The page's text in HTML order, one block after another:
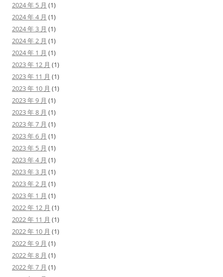
2024 年 5 月 (1)
2024 年 4 月 (1)
2024 年 3 月 (1)
2024 年 2 月 (1)
2024 年 1 月 (1)
2023 年 12 月 (1)
2023 年 11 月 (1)
2023 年 10 月 (1)
2023 年 9 月 (1)
2023 年 8 月 (1)
2023 年 7 月 (1)
2023 年 6 月 (1)
2023 年 5 月 (1)
2023 年 4 月 (1)
2023 年 3 月 (1)
2023 年 2 月 (1)
2023 年 1 月 (1)
2022 年 12 月 (1)
2022 年 11 月 (1)
2022 年 10 月 (1)
2022 年 9 月 (1)
2022 年 8 月 (1)
2022 年 7 月 (1)